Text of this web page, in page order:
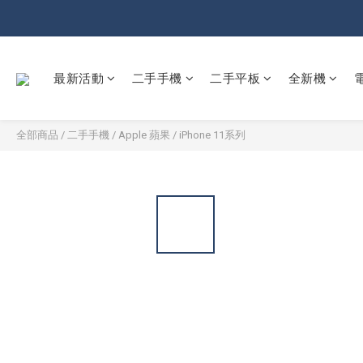
最新活動 二手手機 二手平板 全新機
全部商品 / 二手手機 / Apple 蘋果 / iPhone 11系列